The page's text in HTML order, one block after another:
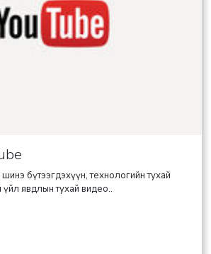
бүтээгдэхүүн, технологийн тухай
явдлын тухай видео..